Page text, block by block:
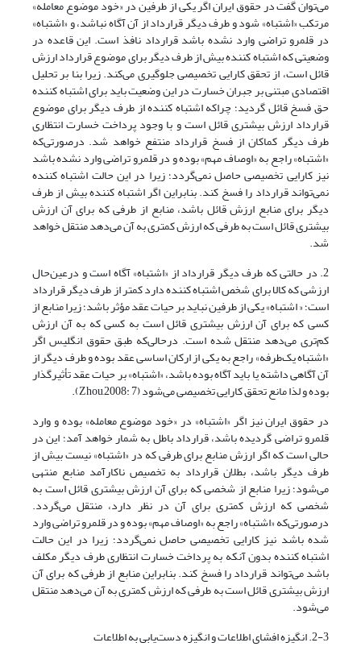
می‌توان گفت در حقوق ایران اگر یکی از طرفین در «خود موضوع معامله»
مرتکب «اشتباه» شود و طرف دیگر قرارداد از آن آگاه نباشد، و «اشتباه»
در قلمرو تراضی وارد نشده باشد قرارداد نافذ است. این قاعده در
وضعیتی که اشتباه کننده بیش از طرف دیگر برای موضوع قرارداد ارزش
قائل است، از تحقق کارایی تخصیصی جلوگیری می‌کند. زیرا بنا بر تحلیل
اقتصادی مبتنی بر جبران خسارت در این وضعیت باید برای اشتباه کننده
حق فسخ قائل گردید؛ چراکه اشتباه کننده از طرف دیگر برای موضوع
قرارداد ارزش بیشتری قائل است و با وجود پرداخت خسارت انتظاری
طرف دیگر کماکان از فسخ قرارداد منتفع خواهد شد. درصورتی‌که
«اشتباه» راجع به «اوصاف مهم» بوده و در قلمرو تراضی وارد نشده باشد
نیز کارایی تخصیصی حاصل نمی‌گردد؛ زیرا در این حالت اشتباه کننده
نمی‌تواند قرارداد را فسخ کند. بنابراین اگر اشتباه کننده بیش از طرف
دیگر برای منابع ارزش قائل باشد، منابع از طرفی که برای آن ارزش
بیشتری قائل است به طرفی که ارزش کمتری به آن می‌دهد منتقل خواهد
شد.
2. در حالتی که طرف دیگر قرارداد از «اشتباه» آگاه است و درعین‌حال
ارزشی که کالا برای شخص اشتباه کننده دارد کمتر از طرف دیگر قرارداد
است؛ « اشتباه» یکی از طرفین نباید بر حیات عقد مؤثر باشد؛ زیرا منابع از
کسی که برای آن ارزش بیشتری قائل است به کسی که به آن ارزش
کم‌تری می‌دهد منتقل شده است. درحالی‌که طبق حقوق انگلیس اگر
«اشتباه یک‌طرفه» راجع به یکی از ارکان اساسی عقد بوده و طرف دیگر از
آن آگاهی داشته یا باید آگاه بوده باشد، «اشتباه» بر حیات عقد تأثیرگذار
بوده و لذا مانع تحقق کارایی تخصیصی می‌شود (Zhou,2008: 7).
در حقوق ایران نیز اگر «اشتباه» در «خود موضوع معامله» بوده و وارد
قلمرو تراضی گردیده باشد، قرارداد باطل به شمار خواهد آمد؛ این در
حالی است که اگر ارزش منابع برای طرفی که در «اشتباه» نیست بیش از
طرف دیگر باشد، بطلان قرارداد به تخصیص ناکارآمد منابع منتهی
می‌شود؛ زیرا منابع از شخصی که برای آن ارزش بیشتری قائل است به
شخصی که ارزش کمتری برای آن در نظر دارد، منتقل می‌گردد.
درصورتی‌که «اشتباه» راجع به «اوصاف مهم» بوده و در قلمرو تراضی وارد
شده باشد نیز کارایی تخصیصی حاصل نمی‌گردد؛ زیرا در این حالت
اشتباه کننده بدون آنکه به پرداخت خسارت انتظاری طرف دیگر مکلف
باشد می‌تواند قرارداد را فسخ کند. بنابراین منابع از طرفی که برای آن
ارزش بیشتری قائل است به طرفی که ارزش کمتری به آن می‌دهد منتقل
می‌شود.
2-3. انگیزه افشای اطلاعات و انگیزه‌ دست‌یابی به اطلاعات